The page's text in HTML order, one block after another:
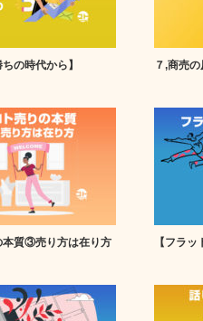
ちの時代から】 ７,商売
本質③売り方は在り方 【フラッ